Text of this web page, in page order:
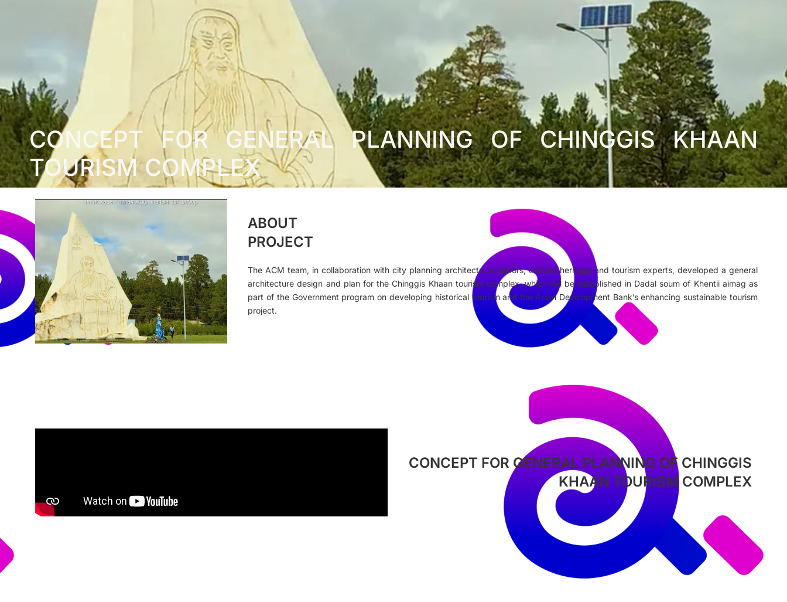
CONCEPT FOR GENERAL PLANNING OF CHINGGIS KHAAN
TOURISM COMPLEX
ABOUT
PROJECT
The ACM team, in collaboration with city planning architects, sculptors, cultural heritage and tourism experts, developed a general
architecture design and plan for the Chinggis Khaan tourism complex, which will be established in Dadal soum of Khentii aimag as
part of the Government program on developing historical tourism and the Asian Development Bank’s enhancing sustainable tourism
project.
CONCEPT FOR GENERAL PLANNING OF CHINGGIS
KHAAN TOURISM COMPLEX